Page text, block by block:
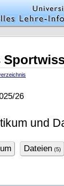
26
und
Dateien (5)